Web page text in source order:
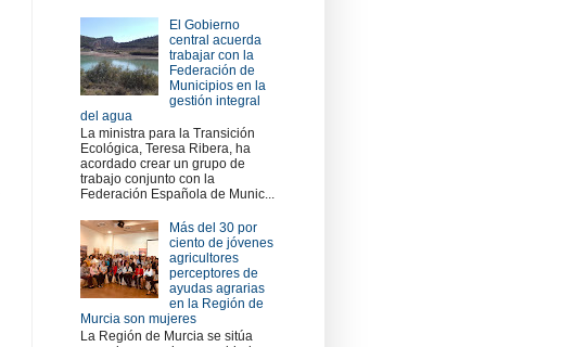
El Gobierno
central acuerda
trabajar con la
Federación de
Municipios en la
gestión integral
del agua
La ministra para la Transición
Ecológica, Teresa Ribera, ha
acordado crear un grupo de
trabajo conjunto con la
Federación Española de Munic...
Más del 30 por
ciento de jóvenes
agricultores
perceptores de
ayudas agrarias
en la Región de
Murcia son mujeres
La Región de Murcia se sitúa